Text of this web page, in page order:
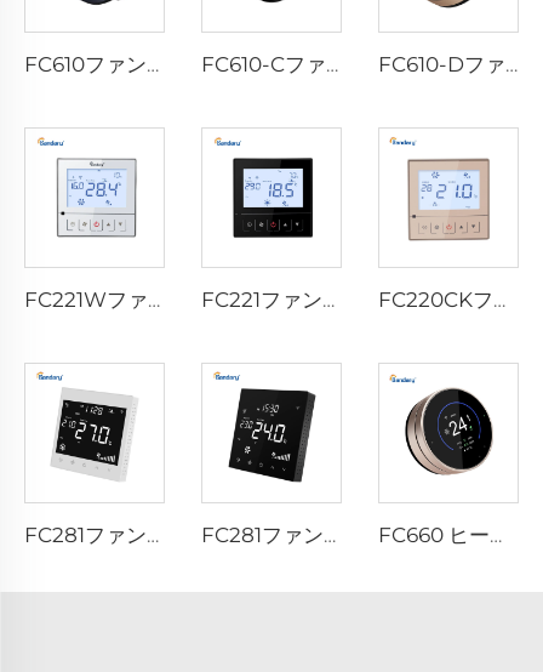
FC610ファンコイルセラモスタット FC610-Cファンコイルセラモスタット FC610-Dファンコイルセラモスタット
FC221Wファンコイルセラモスタット FC221ファンコイルセラモスタット FC220CKファンコイルセラモスタット
FC281ファンコイルセラモスタット FC281ファンコイルセラモスタット FC660 ヒートポンプセラモスタット